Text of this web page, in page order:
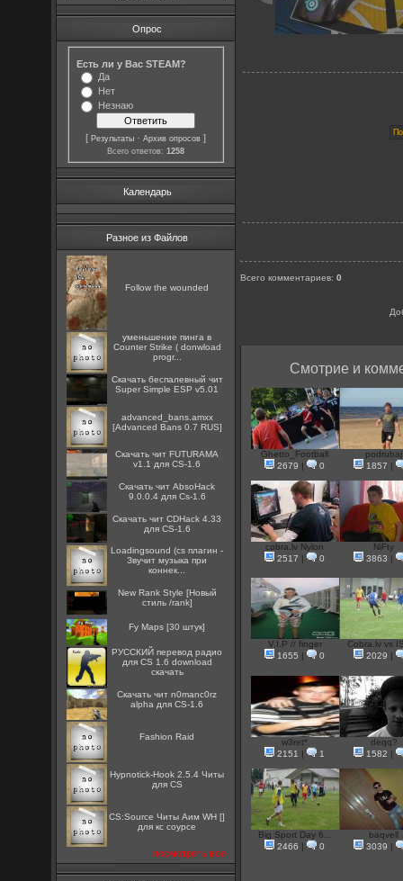
Опрос
Есть ли у Вас STEAM?
Да
Нет
Незнаю
[Результаты ·Архив опросов ]
Всего ответов:1258
Календарь
Разное из Файлов
Follow the wounded
уменьшение пинга в
Counter Strike ( donwload
progr...
Скачать беспалевный чит
Super Simple ESP v5.01
advanced_bans.amxx
[Advanced Bans 0.7 RUS]
Скачать чит FUTURAMA
v1.1 для CS-1.6
Скачать чит AbsoHack
9.0.0.4 для Cs-1.6
Скачать чит CDHack 4.33
для CS-1.6
Loadingsound (cs плагин -
Звучит музыка при
коннек...
New Rank Style [Новый
стиль /rank]
Fy Maps [30 штук]
РУССКИЙ перевод радио
для CS 1.6 download
скачать
Скачать чит n0manc0rz
alpha для CS-1.6
Fashion Raid
Hypnotick-Hook 2.5.4 Читы
для CS
CS:Source Читы Аим WH []
для кс соурсе
посмотреть все
Всего комментариев:0
Смотрие и
Ghetto_Football
2679
| 0
podrubaj
1857
|
cobra.lv Nylon
2517
| 0
NiFty
3863
|
V.I.P // finger
1655
| 0
Cobra.lv vs
2029
|
w3ret*
2151
| 1
deqq?
1582
|
Big Sport Day 6...
2466
| 0
baqvell
3039
|